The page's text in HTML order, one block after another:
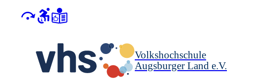
Volkshochschule
Augsburger Land e.V.